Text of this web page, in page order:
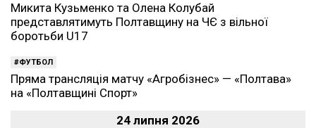
Микита Кузьменко та Олена Колубай
представлятимуть Полтавщину на ЧЄ з вільної
боротьби U17
ФУТБОЛ
Пряма трансляція матчу «Агробізнес» — «Полтава»
на «Полтавщині Спорт»
24 липня 2026